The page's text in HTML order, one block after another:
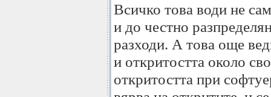
Всичко това води не
и до честно
разходи. А това още
и откритостта около
откритостта при